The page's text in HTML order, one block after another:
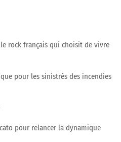
le rock français qui choisit de vivre
pour les sinistrés des incendies
pour relancer la dynamique